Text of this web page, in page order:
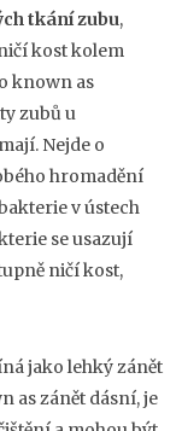
tkání zubu,
kost kolem
known as
zubů u
Nejde o
hromadění
v ústech
se usazují
ničí kost,
jako lehký zánět
aszánět dásní, je